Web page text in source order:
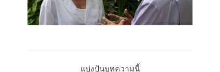
แบ่งปันบทความนี้